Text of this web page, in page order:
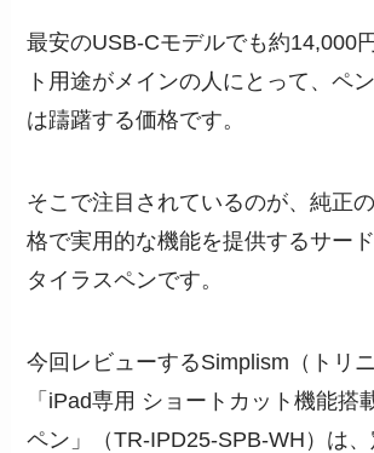
最安のUSB-Cモデルでも約14,000
ト用途がメインの人にとって、ペ
は躊躇する価格です。
そこで注目されているのが、純正
格で実用的な機能を提供するサー
タイラスペンです。
今回レビューするSimplism（トリ
「iPad専用 ショートカット機能搭
ペン」（TR-IPD25-SPB-WH）は